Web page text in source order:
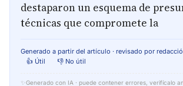
destaparon un esquema de
técnicas que compromete la
Generado a partir del artículo · revisado por
👍 Útil
👎 No útil
✨ Generado con IA · puede contener errores, verifícalo